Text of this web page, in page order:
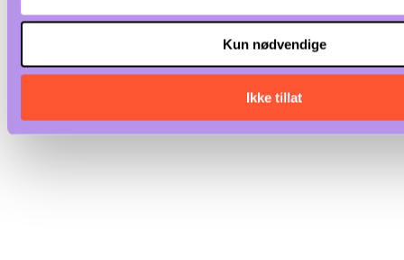
Kun nødvendige
Ikke tillat